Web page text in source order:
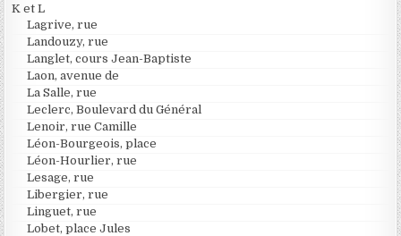
K et L
Lagrive, rue
Landouzy, rue
Langlet, cours Jean-Baptiste
Laon, avenue de
La Salle, rue
Leclerc, Boulevard du Général
Lenoir, rue Camille
Léon-Bourgeois, place
Léon-Hourlier, rue
Lesage, rue
Libergier, rue
Linguet, rue
Lobet, place Jules